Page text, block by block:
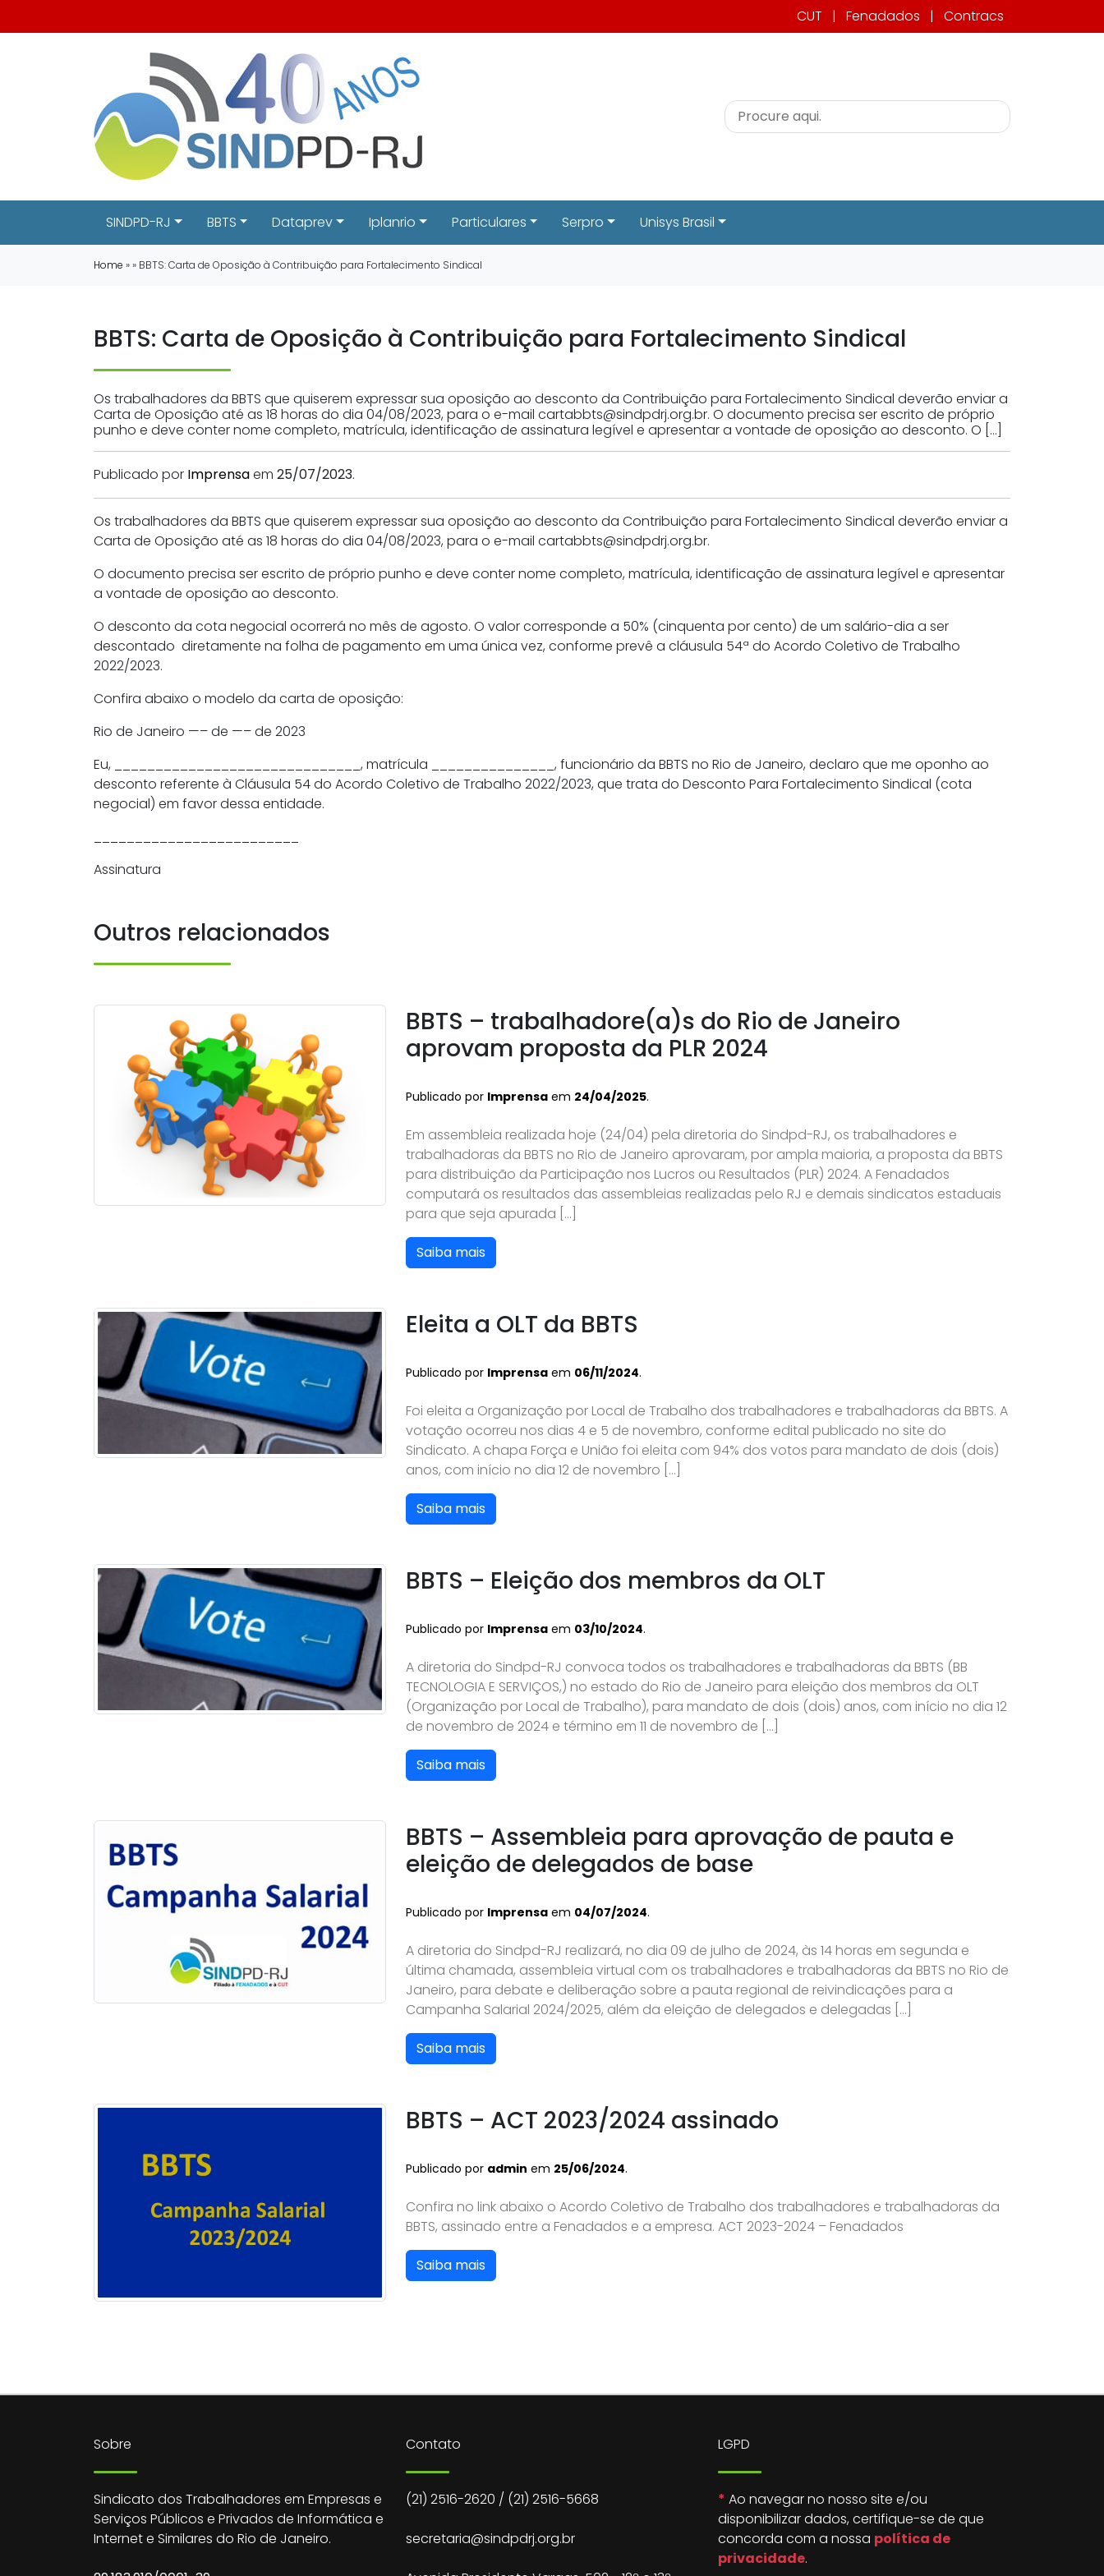
CUT | Fenadados | Contracs
SINDPD-RJ BBTS Dataprev Iplanrio Particulares Serpro Unisys Brasil
Home » » BBTS: Carta de Oposição à Contribuição para Fortalecimento Sindical
BBTS: Carta de Oposição à Contribuição para Fortalecimento Sindical
Os trabalhadores da BBTS que quiserem expressar sua oposição ao desconto da Contribuição para Fortalecimento Sindical deverão enviar a
Carta de Oposição até as 18 horas do dia 04/08/2023, para o e-mail cartabbts@sindpdrj.org.br. O documento precisa ser escrito de próprio
punho e deve conter nome completo, matrícula, identificação de assinatura legível e apresentar a vontade de oposição ao desconto. O […]
Publicado por Imprensaem 25/07/2023.
Os trabalhadores da BBTS que quiserem expressar sua oposição ao desconto da Contribuição para Fortalecimento Sindical deverão enviar a
Carta de Oposição até as 18 horas do dia 04/08/2023, para o e-mail cartabbts@sindpdrj.org.br.
O documento precisa ser escrito de próprio punho e deve conter nome completo, matrícula, identificação de assinatura legível e apresentar
a vontade de oposição ao desconto.
O desconto da cota negocial ocorrerá no mês de agosto. O valor corresponde a 50% (cinquenta por cento) de um salário-dia a ser
descontado diretamente na folha de pagamento em uma única vez, conforme prevê a cláusula 54ª do Acordo Coletivo de Trabalho
2022/2023.
Confira abaixo o modelo da carta de oposição:
Rio de Janeiro —– de —– de 2023
Eu, ______________________________, matrícula _______________, funcionário da BBTS no Rio de Janeiro, declaro que me oponho ao
desconto referente à Cláusula 54 do Acordo Coletivo de Trabalho 2022/2023, que trata do Desconto Para Fortalecimento Sindical (cota
negocial) em favor dessa entidade.
Assinatura
Outros relacionados
BBTS – trabalhadore(a)s do Rio de Janeiro
aprovam proposta da PLR 2024
Publicado por Imprensa em 24/04/2025.
Em assembleia realizada hoje (24/04) pela diretoria do Sindpd-RJ, os trabalhadores e
trabalhadoras da BBTS no Rio de Janeiro aprovaram, por ampla maioria, a proposta da BBTS
para distribuição da Participação nos Lucros ou Resultados (PLR) 2024. A Fenadados
computará os resultados das assembleias realizadas pelo RJ e demais sindicatos estaduais
para que seja apurada […]
Saiba mais
Eleita a OLT da BBTS
Publicado por Imprensa em 06/11/2024.
Foi eleita a Organização por Local de Trabalho dos trabalhadores e trabalhadoras da BBTS. A
votação ocorreu nos dias 4 e 5 de novembro, conforme edital publicado no site do
Sindicato. A chapa Força e União foi eleita com 94% dos votos para mandato de dois (dois)
anos, com início no dia 12 de novembro […]
Saiba mais
BBTS – Eleição dos membros da OLT
Publicado por Imprensa em 03/10/2024.
A diretoria do Sindpd-RJ convoca todos os trabalhadores e trabalhadoras da BBTS (BB
TECNOLOGIA E SERVIÇOS,) no estado do Rio de Janeiro para eleição dos membros da OLT
(Organização por Local de Trabalho), para mandato de dois (dois) anos, com início no dia 12
de novembro de 2024 e término em 11 de novembro de […]
Saiba mais
BBTS – Assembleia para aprovação de pauta e
eleição de delegados de base
Publicado por Imprensa em 04/07/2024.
A diretoria do Sindpd-RJ realizará, no dia 09 de julho de 2024, às 14 horas em segunda e
última chamada, assembleia virtual com os trabalhadores e trabalhadoras da BBTS no Rio de
Janeiro, para debate e deliberação sobre a pauta regional de reivindicações para a
Campanha Salarial 2024/2025, além da eleição de delegados e delegadas […]
Saiba mais
BBTS – ACT 2023/2024 assinado
Publicado por admin em 25/06/2024.
Confira no link abaixo o Acordo Coletivo de Trabalho dos trabalhadores e trabalhadoras da
BBTS, assinado entre a Fenadados e a empresa. ACT 2023-2024 – Fenadados
Saiba mais
Sobre
Sindicato dos Trabalhadores em Empresas e
Serviços Públicos e Privados de Informática e
Internet e Similares do Rio de Janeiro.
Contato
(21) 2516-2620 / (21) 2516-5668
secretaria@sindpdrj.org.br
LGPD
* Ao navegar no nosso site e/ou
disponibilizar dados, certifique-se de que
concorda com a nossa política de
privacidade.